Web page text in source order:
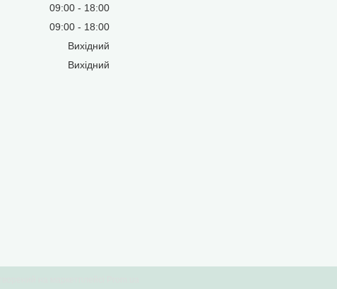
09:00
18:00
09:00
18:00
Вихідний
Вихідний